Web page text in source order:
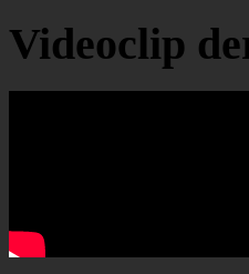
Videoclip